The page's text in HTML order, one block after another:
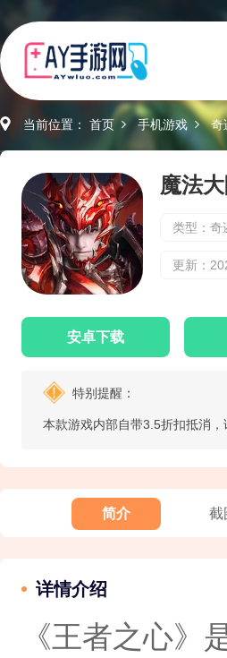
当前位置： 首页 手机游戏 奇
魔法
类型：奇
更新：
安卓下载
特别提醒：
本款游戏内部自带3.5折扣抵消，
简介 截
详情介绍
《王者之心》